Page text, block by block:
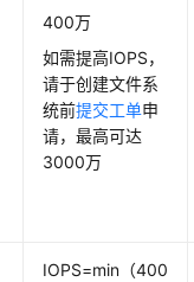
400万
如需提高IOPS，
请于创建文件系
统前提交工单申
请，最高可达
3000万
IOPS=min（400